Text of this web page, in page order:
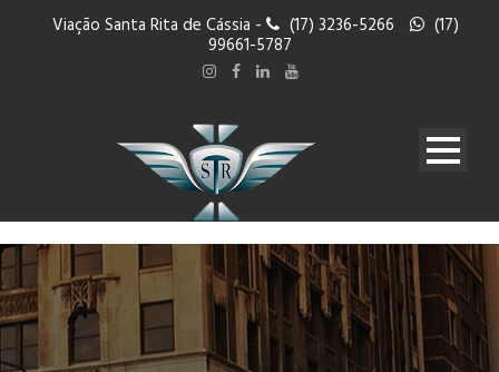
Viação Santa Rita de Cássia - (17) 3236-5266 (17)
99661-5787